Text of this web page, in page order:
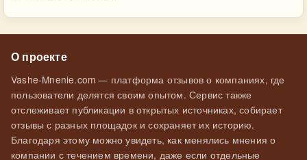
О проекте
Vashe-Mnenie.com — платформа отзывов о компаниях, где
пользователи делятся своим опытом. Сервис также
отслеживает публикации в открытых источниках, собирает
отзывы с разных площадок и сохраняет их историю.
Благодаря этому можно увидеть, как менялись мнения о
компании с течением времени, даже если отдельные